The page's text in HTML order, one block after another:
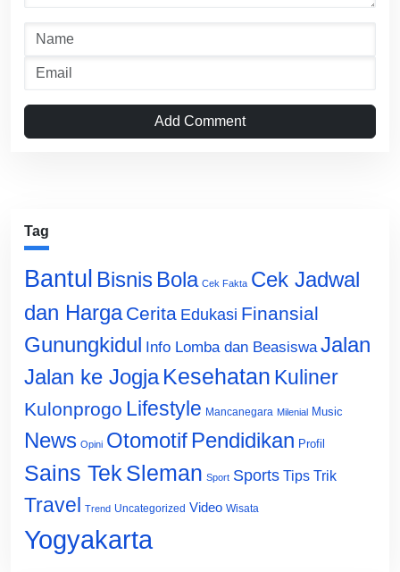
Add Comment
Tag
Bantul Bisnis Bola Cek Fakta Cek Jadwal
dan Harga Cerita Edukasi Finansial
Gunungkidul Info Lomba dan Beasiswa Jalan
Jalan ke Jogja Kesehatan Kuliner
Kulonprogo Lifestyle Mancanegara Milenial Music
News Opini Otomotif Pendidikan Profil
Sains Tek Sleman Sport Sports Tips Trik
Travel Trend Uncategorized Video Wisata
Yogyakarta